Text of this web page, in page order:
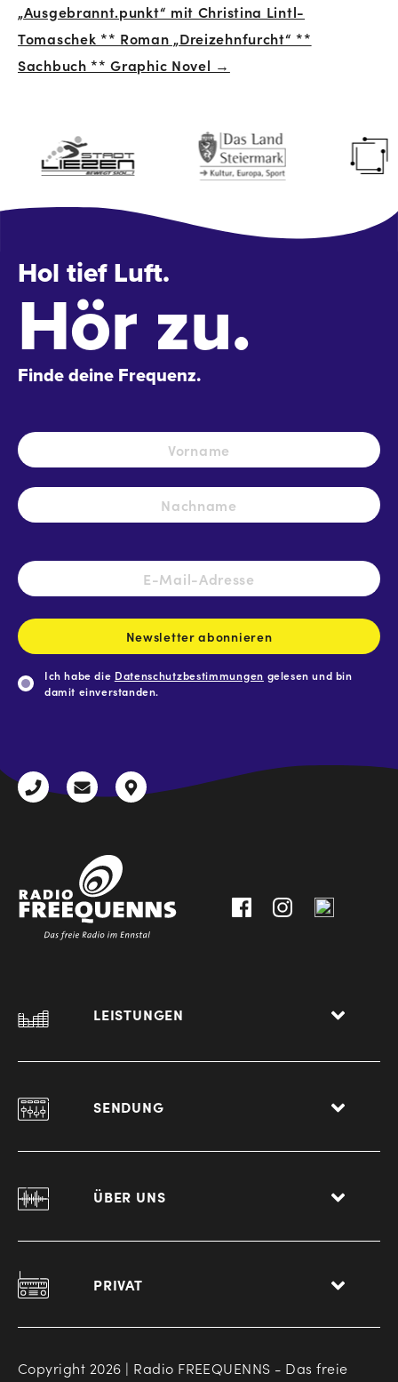
„Ausgebrannt.punkt“ mit Christina Lintl-
Tomaschek ** Roman „Dreizehnfurcht“ **
Sachbuch ** Graphic Novel →
Hol tief Luft.
Hör zu.
Finde deine Frequenz.
Name *
E-
Mail-
Newsletter abonnieren
Ich habe die Datenschutzbestimmungen gelesen und bin
damit einverstanden.
+43
radio@freequenns.at
Kulturhausstraße
LEISTUNGEN
SENDUNG
ÜBER UNS
PRIVAT
Copyright 2026 | Radio FREEQUENNS - Das freie